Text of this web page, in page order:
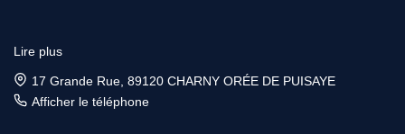
Lire plus
17 Grande Rue, 89120 CHARNY ORÉE DE PUISAYE
Afficher le téléphone